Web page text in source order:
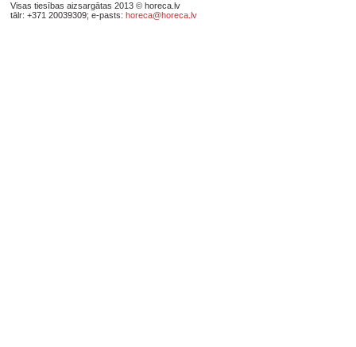
Visas tiesības aizsargātas 2013 © horeca.lv
tālr: +371 20039309; e-pasts: horeca@horeca.lv